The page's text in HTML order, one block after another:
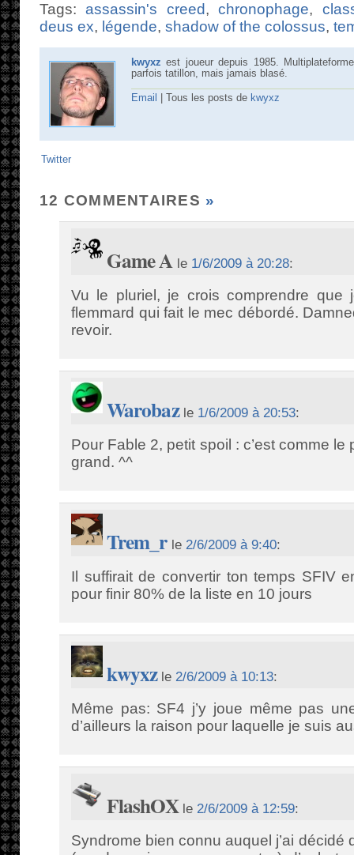
Tags:assassin's creed,chronophage,
deus ex, légende, shadow of the colossus,
kwyxz est joueur depuis 1985.
parfois tatillon, mais jamais blasé.
Email | Tous les posts de kwyxz
Twitter
12 COMMENTAIRES »
Game Ale 1/6/2009 à 20:28:
Vu le pluriel, je crois comprendre
flemmard qui fait le mec débordé.
revoir.
Warobazle 1/6/2009 à 20:53:
Pour Fable 2, petit spoil : c’est comme
grand. ^^
Trem_rle 2/6/2009 à 9:40:
Il suffirait de convertir ton temps SFIV
pour finir 80% de la liste en 10 jours
kwyxzle2/6/2009 à 10:13:
Même pas: SF4 j’y joue même pas
d’ailleurs la raison pour laquelle je suis
FlashOXle 2/6/2009 à 12:59:
Syndrome bien connu auquel j’ai décidé